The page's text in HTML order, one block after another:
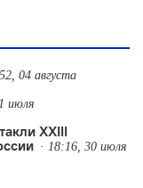
04 августа
июля
XXIII
18:16, 30 июля